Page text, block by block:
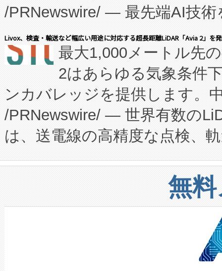
キー方式で拡張性が高く、持
す。FCCM‑を活用した現地生
患者にとっての費用負担を大
のアクセスを大幅に拡大する
Fully-Connected Continuous
プログラムには、施設設計・
に関する技術移転および知的
構造化トレーニングカリキュ
上げおよび商用化段階におけ
設備整備および立ち上げ調整
加組織は、Enzeneのバイオ
選定された製品について、自
取得できる可能性もあります
/PRNewswire/ — 最先端AI技術
会社エーアイ・アンド：本社
President原信平）と、エンタ
ードするVoltaiqは、日本にあ
ーエネルギー貯蔵システム（
た。 Voltaiq独自のAI搭載プラ
定、統合、導入、運用に至る
安全性を追跡し、確保する事
増加しているデータセンター
る電力網に大きな負担をかけ
事業者の負担軽減という課題
系統連系を迅速にし、ピーク
限を超えて利用可能な電力容
Livox、検査・輸送など幅広い用途に対応する超長距離LiDAR「Avia 2」を
最大1,000メートル先
2はあらゆる気象条件
ンカバレッジを提供します。
/PRNewswire/ — 世界有数の
は、送電線の高精度な点検、
や穀物倉庫におけるバルク材
リューション「Avia 2」を発
したAvia 2は、1,000メート
狭視野のFOVを切り替えるこ
ケーブル、枝などの細かな対
なレーザースポットにより、
無